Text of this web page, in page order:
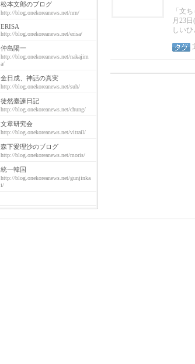
松本文郎のブログ
http://blog.onekoreanews.net/nrn/
ERISA
http://blog.onekoreanews.net/erisa/
仲島陽一
http://blog.onekoreanews.net/nakajim
a/
金日成、神話の真実
http://blog.onekoreanews.net/suh/
徒然臺諫日記
http://blog.onekoreanews.net/chung/
文章研究会
http://blog.onekoreanews.net/vitrail/
森下愛理沙のブログ
http://blog.onekoreanews.net/moris/
統一韓国
http://blog.onekoreanews.net/gunjinka
i/
「
月23
しい